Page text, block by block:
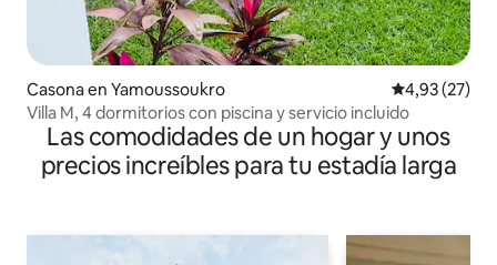
Casona en Yamoussoukro Calificación
4,93 (27)
Villa M, 4 dormitorios con piscina y servicio incluido
Las comodidades de un hogar y unos
precios increíbles para tu estadía larga